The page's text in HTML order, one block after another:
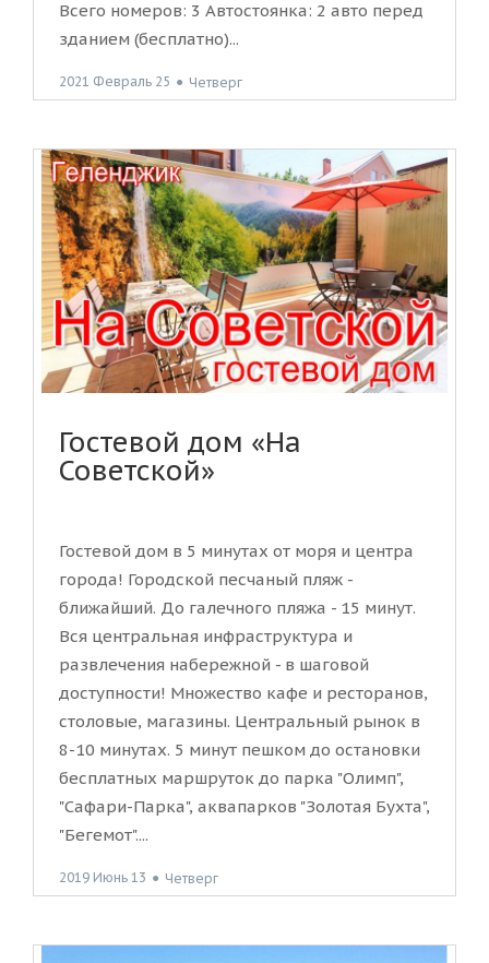
Всего номеров: 3 Автостоянка: 2 авто перед
зданием (бесплатно)...
2021 Февраль 25 ● Четверг
Гостевой дом «На
Советской»
Гостевой дом в 5 минутах от моря и центра
города! Городской песчаный пляж -
ближайший. До галечного пляжа - 15 минут.
Вся центральная инфраструктура и
развлечения набережной - в шаговой
доступности! Множество кафе и ресторанов,
столовые, магазины. Центральный рынок в
8-10 минутах. 5 минут пешком до остановки
бесплатных маршруток до парка "Олимп",
"Сафари-Парка", аквапарков "Золотая Бухта",
"Бегемот"....
2019 Июнь 13 ● Четверг